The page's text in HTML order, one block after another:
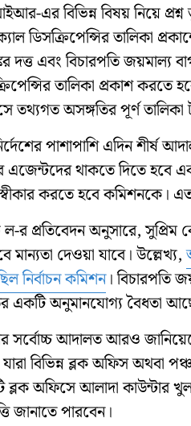
এর বিভিন্ন বিষয় নিয়ে প্রশ্ন
ডিসক্রিপেন্সির তালিকা
দত্ত এবং বিচারপতি জয়মাল্য
তালিকা প্রকাশ করতে
তথ্যগত অসঙ্গতির পূর্ণ তালিকা
পাশাপাশি এদিন শীর্ষ
এজেন্টদের থাকতে দিতে হবে
করতে হবে কমিশনকে।
র প্রতিবেদন অনুসারে, সুপ্রিম
মান্যতা দেওয়া যাবে। উল্লেখ্য,
নির্বাচন কমিশন। বিচারপতি
একটি অনুমানযোগ্য বৈধতা
সর্বোচ্চ আদালত আরও
বিভিন্ন ব্লক অফিস অথবা
ব্লক অফিসে আলাদা কাউন্টার
জানাতে পারবেন।